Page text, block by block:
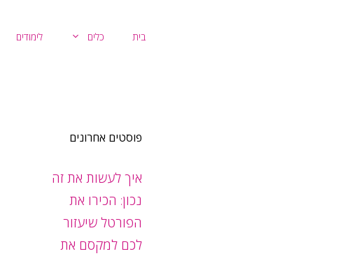
בית כלים לימודים
פוסטים אחרונים
איך לעשות את זה
נכון: הכירו את
הפורטל שיעזור
לכם למקסם את